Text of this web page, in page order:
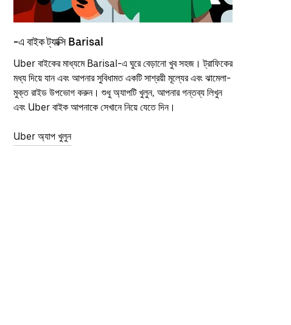
-এ বাইক ট্যাক্সি Barisal
Uber বাইকের মাধ্যমে Barisal-এ ঘুরে বেড়ানো খুব সহজ। ট্রাফিকের
মধ্য দিয়ে যান এবং আপনার সুবিধামত একটি সাশ্রয়ী মূল্যের এবং ঝামেলা-
মুক্ত রাইড উপভোগ করুন। শুধু অ্যাপটি খুলুন, আপনার গন্তব্য লিখুন
এবং Uber বাইক আপনাকে সেখানে নিয়ে যেতে দিন।
Uber অ্যাপ খুলুন